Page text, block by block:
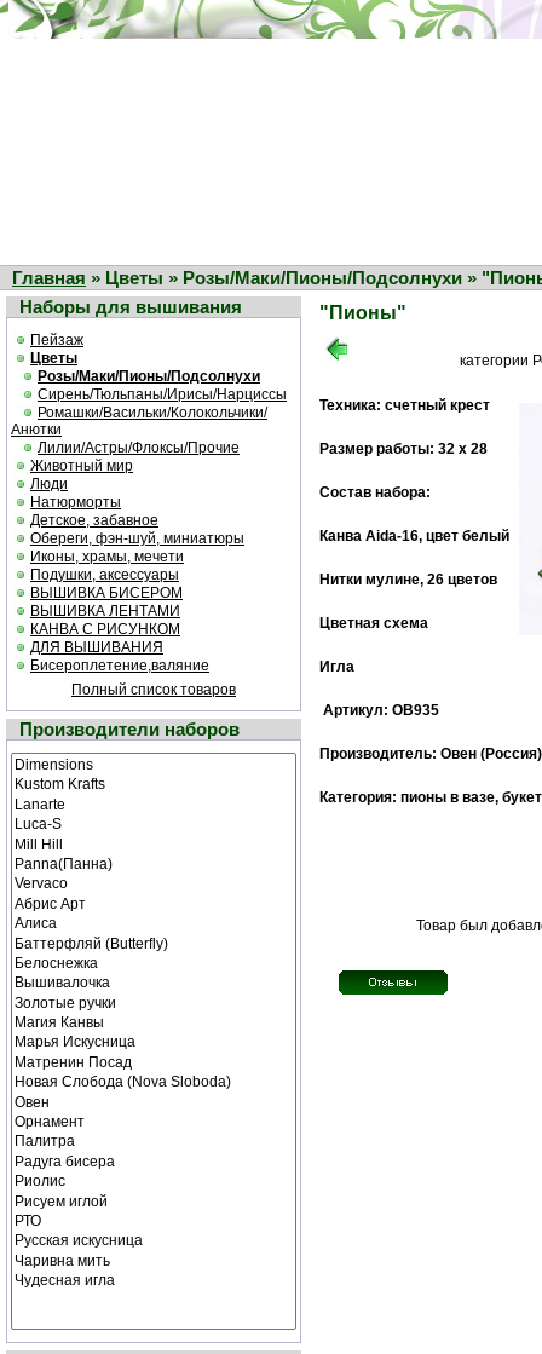
Главная » Цветы » Розы/Маки/Пионы/Подсолнухи »
Наборы для вышивания
Пейзаж
Цветы
Розы/Маки/Пионы/Подсолнухи
Сирень/Тюльпаны/Ирисы/Нарциссы
Ромашки/Васильки/Колокольчики/
Анютки
Лилии/Астры/Флоксы/Прочие
Животный мир
Люди
Натюрморты
Детское, забавное
Обереги, фэн-шуй, миниатюры
Иконы, храмы, мечети
Подушки, аксессуары
ВЫШИВКА БИСЕРОМ
ВЫШИВКА ЛЕНТАМИ
КАНВА С РИСУНКОМ
ДЛЯ ВЫШИВАНИЯ
Бисероплетение,валяние
Полный список товаров
Производители наборов
"Пионы"
категории
Техника: счетный крест
Размер работы: 32 х 28
Состав набора:
Канва Aida-16, цвет белый
Нитки мулине, 26 цветов
Цветная схема
Игла
Артикул: ОВ935
Производитель: Овен (Россия)
Категория: пионы в вазе,
Товар был